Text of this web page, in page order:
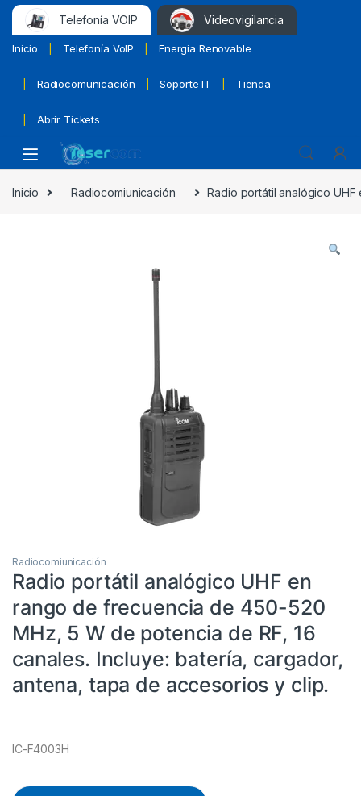
Telefonía VOIP Videovigilancia
Inicio Telefonía VoIP Energia Renovable
Radiocomunicación Soporte IT Tienda
Abrir Tickets
Inicio Radiocomiunicación Radio portátil analógico
Radiocomiunicación
Radio portátil analógico UHF en
rango de frecuencia de 450-520
MHz, 5 W de potencia de RF, 16
canales. Incluye: batería, cargador,
antena, tapa de accesorios y clip.
IC-F4003H